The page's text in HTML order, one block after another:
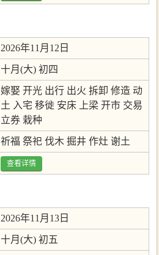
2026年11月12日
十月(大) 初四
嫁娶 开光 出行 出火 拆卸 修造 动
土 入宅 移徙 安床 上梁 开市 交易
立券 栽种
祈福 祭祀 伐木 掘井 作灶 谢土
查看详情
2026年11月13日
十月(大) 初五